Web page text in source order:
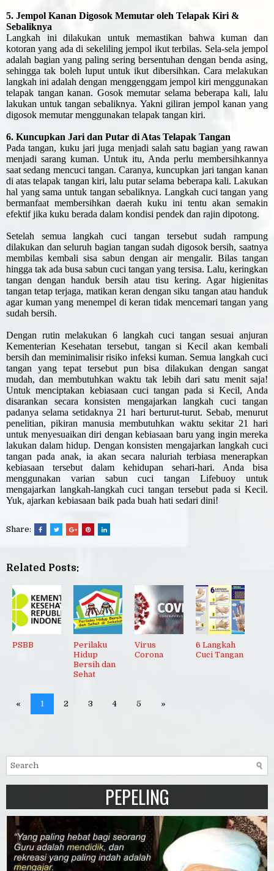
5. Jempol Kanan Digosok Memutar oleh Telapak Kiri &
Sebaliknya
Langkah ini dilakukan untuk memastikan bahwa kuman dan
kotoran yang ada di sekeliling jempol ikut terbilas. Sela-sela jempol
adalah bagian yang paling sering bersentuhan dengan benda asing,
sehingga tak boleh luput untuk ikut dibersihkan. Cara melakukan
langkah ini adalah dengan menggenggam jempol kiri menggunakan
telapak tangan kanan. Gosok memutar selama beberapa kali, lalu
lakukan untuk tangan sebaliknya. Yakni giliran jempol kanan yang
digosok memutar menggunakan telapak tangan kiri.
6. Kuncupkan Jari dan Putar di Atas Telapak Tangan
Pada tangan, kuku jari juga menjadi salah satu bagian yang rawan
menjadi sarang kuman. Untuk itu, Anda perlu membersihkannya
saat sedang mencuci tangan. Caranya, kuncupkan jari tangan kanan
di atas telapak tangan kiri, lalu putar selama beberapa kali. Lakukan
hal yang sama untuk tangan sebaliknya. Langkah cuci tangan yang
bermanfaat membersihkan daerah kuku ini tentu akan semakin
efektif jika kuku berada dalam kondisi pendek dan rajin dipotong.
Setelah semua langkah cuci tangan tersebut sudah rampung
dilakukan dan seluruh bagian tangan sudah digosok bersih, saatnya
membilas kembali sisa sabun dengan air mengalir. Bilas tangan
hingga tak ada busa sabun cuci tangan yang tersisa. Lalu, keringkan
tangan dengan handuk bersih atau tisu kering. Agar higienitas
tangan tetap terjaga, matikan keran dengan siku tangan atau handuk
agar kuman yang menempel di keran tidak mencemari tangan yang
sudah bersih.
Dengan rutin melakukan 6 langkah cuci tangan sesuai anjuran
Kementerian Kesehatan tersebut, tangan si Kecil akan kembali
bersih dan meminimalisir risiko infeksi kuman. Semua langkah cuci
tangan yang tepat tersebut pun bisa dilakukan dengan sangat
mudah, dan membutuhkan waktu tak lebih dari satu menit saja!
Untuk menciptakan kebiasaan cuci tangan pada si Kecil, Anda
disarankan secara konsisten mengajarkan langkah cuci tangan
padanya selama setidaknya 21 hari berturut-turut. Sebab, menurut
penelitian, pikiran manusia membutuhkan waktu sekitar 21 hari
untuk menyesuaikan diri dengan kebiasaan baru yang ingin mereka
lakukan dalam hidup. Dengan konsisten mengajarkan langkah cuci
tangan pada anak, ia akan secara naluriah terbiasa menerapkan
kebiasaan tersebut dalam kehidupan sehari-hari. Anda bisa
menggunakan varian sabun cuci tangan Lifebuoy untuk
mengajarkan langkah-langkah cuci tangan tersebut pada si Kecil.
Yuk, ajarkan kebiasaan baik pada buah hati sedari dini!
Share:
Related Posts:
PSBB
Perilaku
Hidup
Bersih dan
Sehat
Virus
Corona
6 Langkah
Cuci Tangan
« 1 2 3 4 5 »
PEPELING